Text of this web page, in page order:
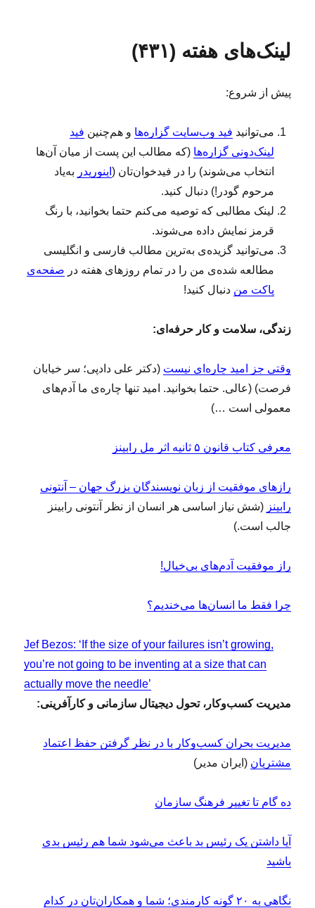
ر
ب‌
ل
ی
ه
ف
ه
(
۲
)
لینک‌های هفته (۴۳۱)
پیش از شروع:
می‌توانید فید وب‌سایت گزاره‌ها و هم‌چنین فید
لینک‌دونی گزاره‌ها (که مطالب این پست از میان آن‌ها
انتخاب می‌شوند) را در فیدخوان‌تان ( اینوریدر به‌یاد
مرحوم گودر!) دنبال کنید.
لینک‌ مطالبی که توصیه می‌کنم حتما بخوانید، با رنگ
قرمز نمایش داده می‌شوند.
می‌توانید گزیده‌ی به‌ترین مطالب فارسی و انگلیسی
مطالعه‌ شده‌ی من را در تمام روزهای هفته در صفحه‌ی
پاکت من دنبال کنید!
زندگی، سلامت و کار حرفه‌ای:
وقتی جز امید چاره‌ای نیست (دکتر علی دادپی؛ سر خیابان
فرصت) (عالی. حتما بخوانید. امید تنها چاره‌ی ما آدم‌های
معمولی است …)
معرفی کتاب قانون ۵ ثانیه اثر مل رابینز
رازهای موفقیت از زبان نویسندگان بزرگ جهان – آنتونی
رابینز (شش نیاز اساسی هر انسان از نظر آنتونی رابینز
جالب است.)
راز موفقیت آدم‌های بی‌خیال!
چرا فقط ما انسان‌ها می‌خندیم؟
Jef Bezos: ‘If the size of your failures isn’t growing,
you’re not going to be inventing at a size that can
actually move the needle’
مدیریت کسب‌وکار، تحول دیجیتال سازمانی و کارآفرینی:
مدیریت بحران کسب‌و‌کار با در نظر گرفتن حفظ اعتماد
مشتریان (ایران مدیر)
ده گام تا تغییر فرهنگ سازمان
آیا داشتن یک رئیس بد باعث می‌شود شما هم رئیس بدی
باشید
نگاهی به ۲۰ گونه کارمندی؛ شما و همکاران‌تان در کدام